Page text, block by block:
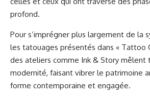
profond.
Pour s’imprégner plus largement de la
les tatouages présentés dans « Tattoo
des ateliers comme Ink & Story mêlent
modernité, faisant vibrer le patrimoine
forme contemporaine et engagée.